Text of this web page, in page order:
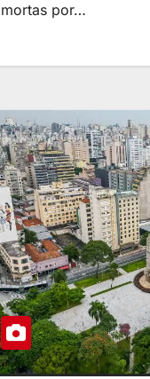
mortas por…